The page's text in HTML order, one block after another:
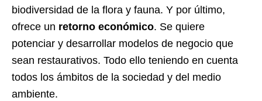
biodiversidad de la flora y fauna. Y por último,
ofrece un retorno económico. Se quiere
potenciar y desarrollar modelos de negocio que
sean restaurativos. Todo ello teniendo en cuenta
todos los ámbitos de la sociedad y del medio
ambiente.